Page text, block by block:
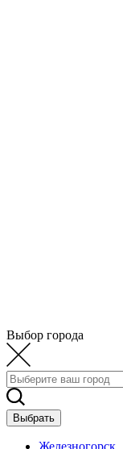
Выбор города
Выбрать
Железногорск